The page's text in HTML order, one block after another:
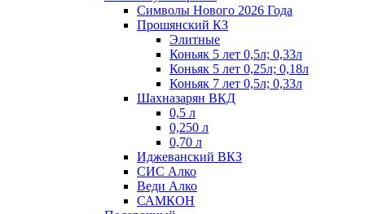
Символы Нового 2026 Года
Прошянский КЗ
Элитные
Коньяк 5 лет 0,5л; 0,33л
Коньяк 5 лет 0,25л; 0,18л
Коньяк 7 лет 0,5л; 0,33л
Шахназарян ВКД
0,5 л
0,250 л
0,70 л
Иджеванский ВКЗ
СИС Алко
Веди Алко
САМКОН